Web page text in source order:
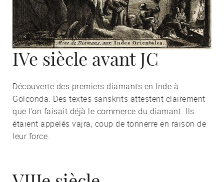
IVe siècle avant JC
Découverte des premiers diamants en Inde à
Golconda. Des textes sanskrits attestent clairement
que l’on faisait déjà le commerce du diamant. Ils
étaient appelés vajra, coup de tonnerre en raison de
leur force.